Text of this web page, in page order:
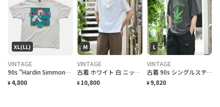
XL(LL)
VINTAGE
90s "Hardin Simmons University Cowboy Baseball" T-Shirt ハーディン シモンズ大学 カウボーイズベースボール Tシャツ [XL]
¥ 4,800
M
VINTAGE
古着 ホワイト 白 ニットポロ ポロシャツ 半袖ポロシャツ プルオーバー
¥ 10,800
L
VINTAGE
古着 90s シングルステッチ 大麻合法化運動 プリントTシャツ フェード
¥ 9,820